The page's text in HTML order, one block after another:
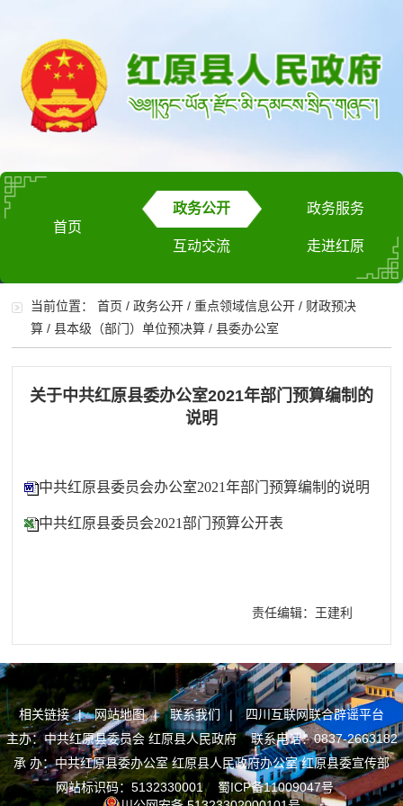
首页
政务公开 政务服务
互动交流 走进红原
当前位置：首页 /政务公开 /重点领域信息公开 / 财政预决
算 /县本级（部门）单位预决算 /县委办公室
关于中共红原县委办公室2021年部门预算编制的
说明
中共红原县委员会办公室2021年部门预算编制的说明
中共红原县委员会2021部门预算公开表
责任编辑：王建利
相关链接 | 网站地图 | 联系我们 |
四川互联网联合辟谣平台
主办：中共红原县委员会 红原县人民政府 联系电话：0837-2663182
承 办：中共红原县委办公室 红原县人民政府办公室 红原县委宣传部
网站标识码：5132330001 蜀ICP备11009047号